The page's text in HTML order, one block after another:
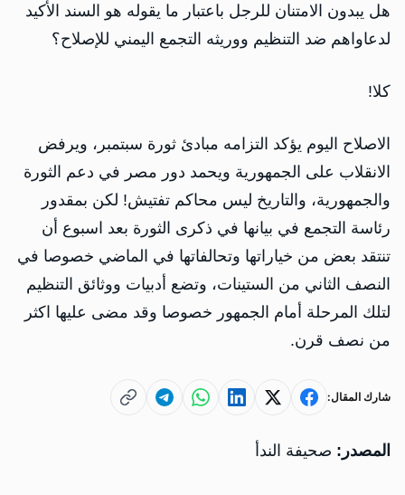
هل يبدون الامتنان للرجل باعتبار ما يقوله هو السند الأكيد
لدعاواهم ضد التنظيم ووريثه التجمع اليمني للإصلاح؟
كلا!
الاصلاح اليوم يؤكد التزامه مبادئ ثورة سبتمبر، ويرفض
الانقلاب على الجمهورية ويحمد دور مصر في دعم الثورة
والجمهورية، والتاريخ ليس محاكم تفتيش! لكن بمقدور
رئاسة التجمع في بيانها في ذكرى الثورة بعد اسبوع أن
تنتقد بعض من خياراتها وتحالفاتها في الماضي خصوصا في
النصف الثاني من الستينات، وتضع أدبيات ووثائق التنظيم
لتلك المرحلة أمام الجمهور خصوصا وقد مضى عليها اكثر
من نصف قرن.
شارك المقال:
المصدر: صحيفة الندأ